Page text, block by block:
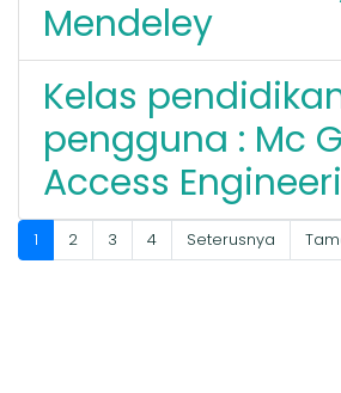
Mendeley
Kelas
pengguna : Mc
Access
1 2 3 4 Seterusnya